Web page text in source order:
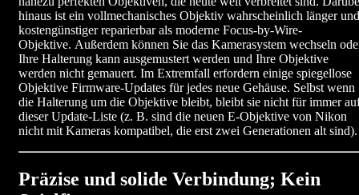
hinaus ist ein vollmechanisches Objektiv wahrscheinlich länger und
kostengünstiger reparierbar als moderne Focus-by-Wire-
Objektive. Außerdem können Sie das Kamerasystem wechseln
Ihre Halterung kann ausgemustert werden und Ihre Objektive
werden nicht gemauert. Im Extremfall erfordern einige spiegellose
Objektive Firmware-Updates für jedes neue Gehäuse. Selbst wenn
die Halterung um die Objektive bleibt, bleibt sie nicht für immer
dieser Update-Liste (z. B. sind die neuen E-Objektive von Nikon
nicht mit Kameras kompatibel, die erst zwei Generationen alt sind).
Präzise und solide Verbindung; Kein